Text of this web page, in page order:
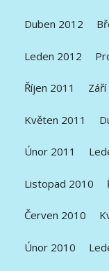
Duben 2012
Leden 2012
Říjen 2011 Září
Květen 2011
Únor 2011
Listopad 2010
Červen 2010
Únor 2010